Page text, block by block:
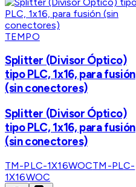
TEMPO
Splitter (Divisor Óptico)
tipo PLC, 1x16, para fusión
(sin conectores)
Splitter (Divisor Óptico)
tipo PLC, 1x16, para fusión
(sin conectores)
TM-PLC-1X16WOCTM-PLC-
1X16WOC